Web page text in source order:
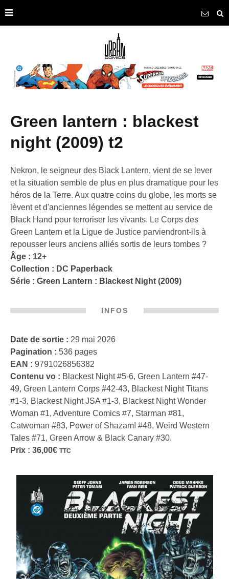
green lantern : blackest
night (2009) t2
Nekron, le seigneur des Black Lantern, vient de se lever
et la situation semble de plus en plus dramatique pour les
héros de la Terre. Aux quatre coins du globe, les morts se
lèvent et d'anciennes légendes se mettent au service de
Black Hand pour terroriser les vivants. Le Corps des
Green Lantern et la Ligue de Justice parviendront-ils à
repousser leurs anciens alliés sortis de leurs tombes ?
Âge : 12+
Collection : DC Paperback
Série : Green Lantern : Blackest Night (2009)
INFOS
Date de sortie : 29 mai 2026
Pagination : 536 pages
EAN : 9791026856382
Contenu vo : Blackest Night #5-6, Green Lantern #47-
49, Green Lantern Corps #42-43, Blackest Night Titans
#1-3, Blackest Night JSA #1-3, Blackest Night Wonder
Woman #1, Adventure Comics #7, Starman #81,
Catwoman #83, Power of Shazam! #48, Weird Western
Tales #71, Green Arrow & Black Canary #30.
Prix : 36,00€ TTC